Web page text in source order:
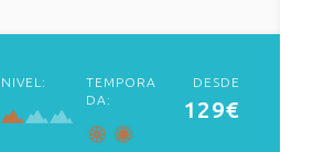
NIVEL:
TEMPORA
DA:
DESDE
129€